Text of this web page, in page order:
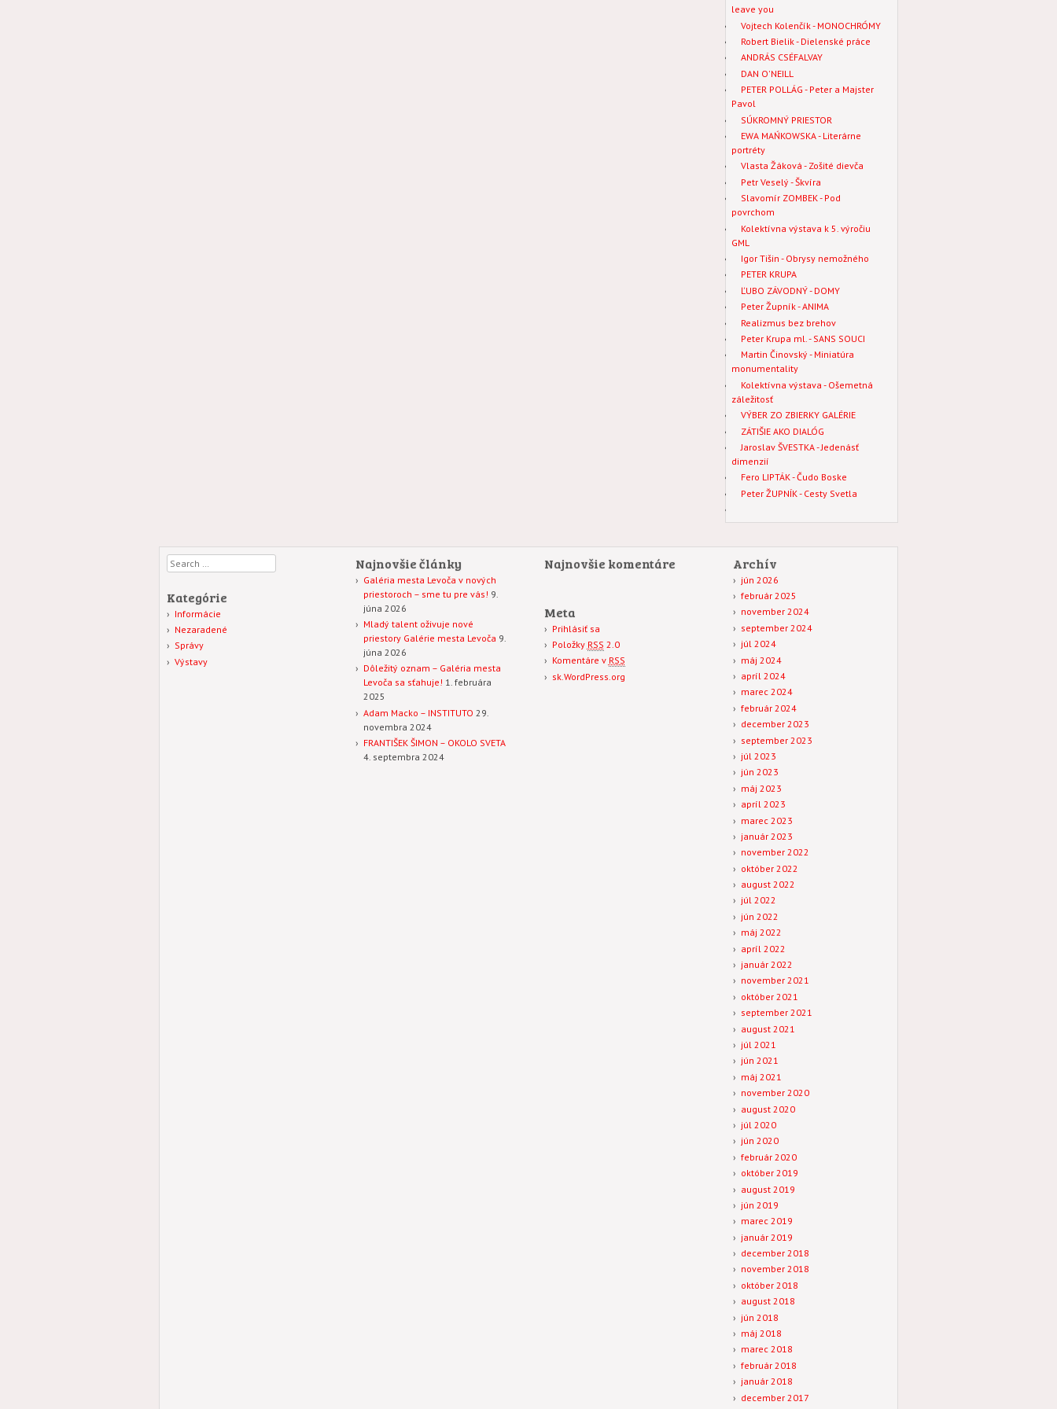
leave you
Vojtech Kolenčík - MONOCHRÓMY
Robert Bielik - Dielenské práce
ANDRÁS CSÉFALVAY
DAN O'NEILL
PETER POLLÁG - Peter a Majster
Pavol
SÚKROMNÝ PRIESTOR
EWA MAŃKOWSKA - Literárne
portréty
Vlasta Žáková - Zošité dievča
Petr Veselý - Škvíra
Slavomír ZOMBEK - Pod
povrchom
Kolektívna výstava k 5. výročiu
GML
Igor Tišin - Obrysy nemožného
PETER KRUPA
ĽUBO ZÁVODNÝ - DOMY
Peter Župník - ANIMA
Realizmus bez brehov
Peter Krupa ml. - SANS SOUCI
Martin Činovský - Miniatúra
monumentality
Kolektívna výstava - Ošemetná
záležitosť
VÝBER ZO ZBIERKY GALÉRIE
ZÁTIŠIE AKO DIALÓG
Jaroslav ŠVESTKA - Jedenásť
dimenzií
Fero LIPTÁK - Čudo Boske
Peter ŽUPNÍK - Cesty Svetla
Search Najnovšie články
Galéria mesta Levoča v nových
priestoroch – sme tu pre vás! 9.
júna 2026
Mladý talent oživuje nové
priestory Galérie mesta Levoča 9.
júna 2026
Dôležitý oznam – Galéria mesta
Levoča sa sťahuje! 1. februára
2025
Adam Macko – INSTITUTO 29.
novembra 2024
FRANTIŠEK ŠIMON – OKOLO SVETA
4. septembra 2024
Najnovšie komentáre Archív
jún 2026
február 2025
november 2024
september 2024
júl 2024
máj 2024
apríl 2024
marec 2024
február 2024
december 2023
september 2023
júl 2023
jún 2023
máj 2023
apríl 2023
marec 2023
január 2023
november 2022
október 2022
august 2022
júl 2022
jún 2022
máj 2022
apríl 2022
január 2022
november 2021
október 2021
september 2021
august 2021
júl 2021
jún 2021
máj 2021
november 2020
august 2020
júl 2020
jún 2020
február 2020
október 2019
august 2019
jún 2019
marec 2019
január 2019
december 2018
november 2018
október 2018
august 2018
jún 2018
máj 2018
marec 2018
február 2018
január 2018
december 2017
Kategórie
Informácie
Nezaradené
Správy
Výstavy
Meta
Prihlásiť sa
Položky RSS 2.0
Komentáre v RSS
sk.WordPress.org